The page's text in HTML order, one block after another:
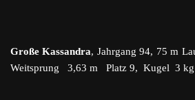
Große Kassandra, Jahrgang 94, 75 m
Weitsprung 3,63 m Platz 9, Kugel 3